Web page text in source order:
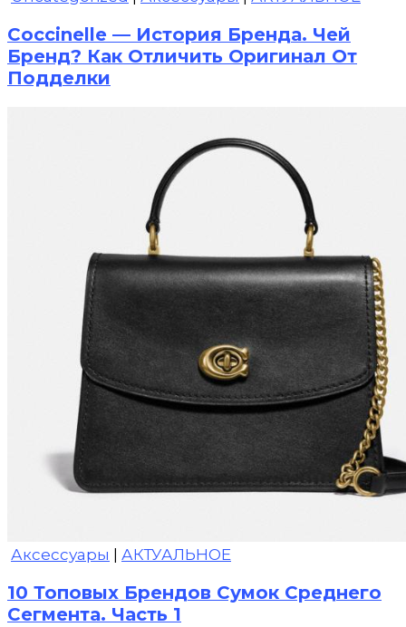
Coccinelle — История Бренда. Чей
Бренд? Как Отличить Оригинал От
Подделки
Аксессуары АКТУАЛЬНОЕ
10 Топовых Брендов Сумок Среднего
Сегмента. Часть 1